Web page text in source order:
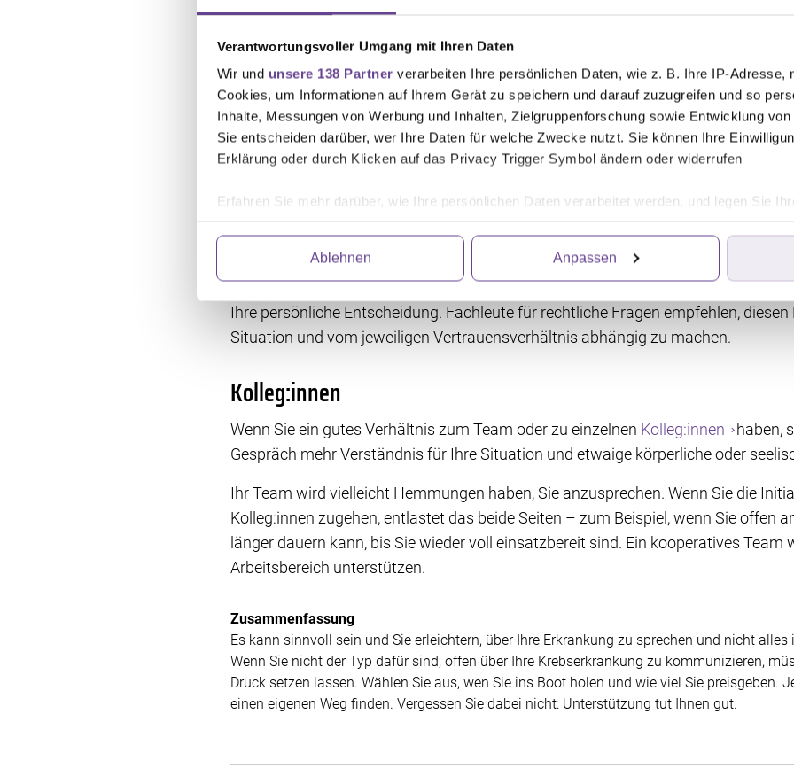
Verantwortungsvoller Umgang mit Ihren Daten
Wir und unsere 138 Partner verarbeiten Ihre persönlichen Daten, wie z. B. Ihre IP-Adresse,
Cookies, um Informationen auf Ihrem Gerät zu speichern und darauf zuzugreifen und so
Inhalte, Messungen von Werbung und Inhalten, Zielgruppenforschung sowie Entwicklung
Sie entscheiden darüber, wer Ihre Daten für welche Zwecke nutzt. Sie können Ihre
Erklärung oder durch Klicken auf das Privacy Trigger Symbol ändern oder widerrufen
Erfahren Sie mehr darüber, wie Ihre persönlichen Daten verarbeitet werden, und legen Sie
Wir verwenden Dienste von Drittanbietern, die Informationen im Endgerät eines
abrufen. Anschließend verarbeiten wir die Informationen weiter. Dies alles hilft uns, unsere
und fortlaufend zu verbessern. Für die Speicherung, den Abruf und die Verarbeitung
Einwilligung können Sie mit Wirkung für die Zukunft widerrufen, indem Sie auf das runde Icon
klicken. Weitere Informationen finden Sie in unserer Datenschutzerklärung.
Ablehnen Anpassen
Schule abholen, Nachbarn können das Haustier versorgen oder Besorgungen
Mit Chef:in und Kolleg:innen über Krebs reden
Sie müssen sich krankmelden, aber Sie sind nicht dazu verpflichtet, Ihren
Krebserkrankung zu informieren. Wenn es Ihnen lieber ist, Privates von
auf keinen Fall vorsichtiger behandelt werden möchten, dann zwingen Sie sich zu
Vorgesetzte
Betroffene müssen ihre Krankschreibung beim Arbeitgeber abgeben. Die
nennen, aber es kann sinnvoll sein. Ob Sie mit Chefin oder Chef über Ihre
Ihre persönliche Entscheidung. Fachleute für rechtliche Fragen empfehlen,
Situation und vom jeweiligen Vertrauensverhältnis abhängig zu machen.
Kolleg:innen
Wenn Sie ein gutes Verhältnis zum Team oder zu einzelnen Kolleg:innen
haben,
Gespräch mehr Verständnis für Ihre Situation und etwaige körperliche oder
Ihr Team wird vielleicht Hemmungen haben, Sie anzusprechen. Wenn Sie die
Kolleg:innen zugehen, entlastet das beide Seiten – zum Beispiel, wenn Sie offen
länger dauern kann, bis Sie wieder voll einsatzbereit sind. Ein kooperatives Team
Arbeitsbereich unterstützen.
Zusammenfassung
Es kann sinnvoll sein und Sie erleichtern, über Ihre Erkrankung zu sprechen und nicht
Wenn Sie nicht der Typ dafür sind, offen über Ihre Krebserkrankung zu kommunizieren,
Druck setzen lassen. Wählen Sie aus, wen Sie ins Boot holen und wie viel Sie preisgeben.
einen eigenen Weg finden. Vergessen Sie dabei nicht: Unterstützung tut Ihnen gut.